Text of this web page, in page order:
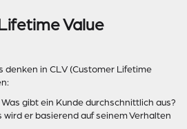
Value
denken in CLV (Customer Lifetime
Was gibt ein Kunde durchschnittlich aus?
wird er basierend auf seinem Verhalten